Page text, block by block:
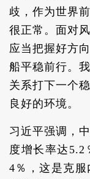
歧，作为世界
很正常。面对
应当把握好方
船平稳前行。
关系打下一个
良好的环境。
习近平强调，
度增长率达5.2
4％，这是克